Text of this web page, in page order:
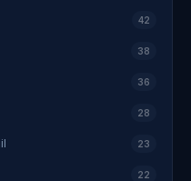
42
38
36
28
23
22